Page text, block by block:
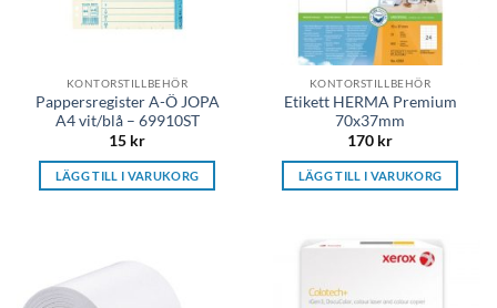
KONTORSTILLBEHÖR
Pappersregister A-Ö JOPA
A4 vit/blå – 69910ST
15 kr
LÄGG TILL I VARUKORG
KONTORSTILLBEHÖR
Etikett HERMA Premium
70x37mm
170 kr
LÄGG TILL I VARUKORG